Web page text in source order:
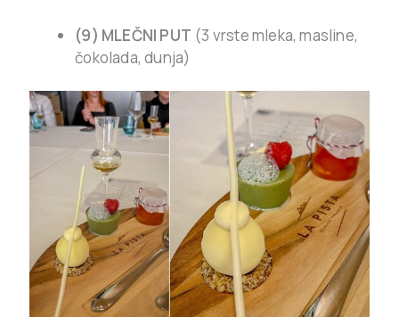
(9) MLEČNI PUT (3 vrste mleka, masline,
čokolada, dunja)